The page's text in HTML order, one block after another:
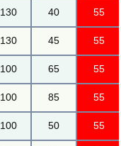
130 40 55
130 45 55
100 65 55
100 85 55
100 50 55